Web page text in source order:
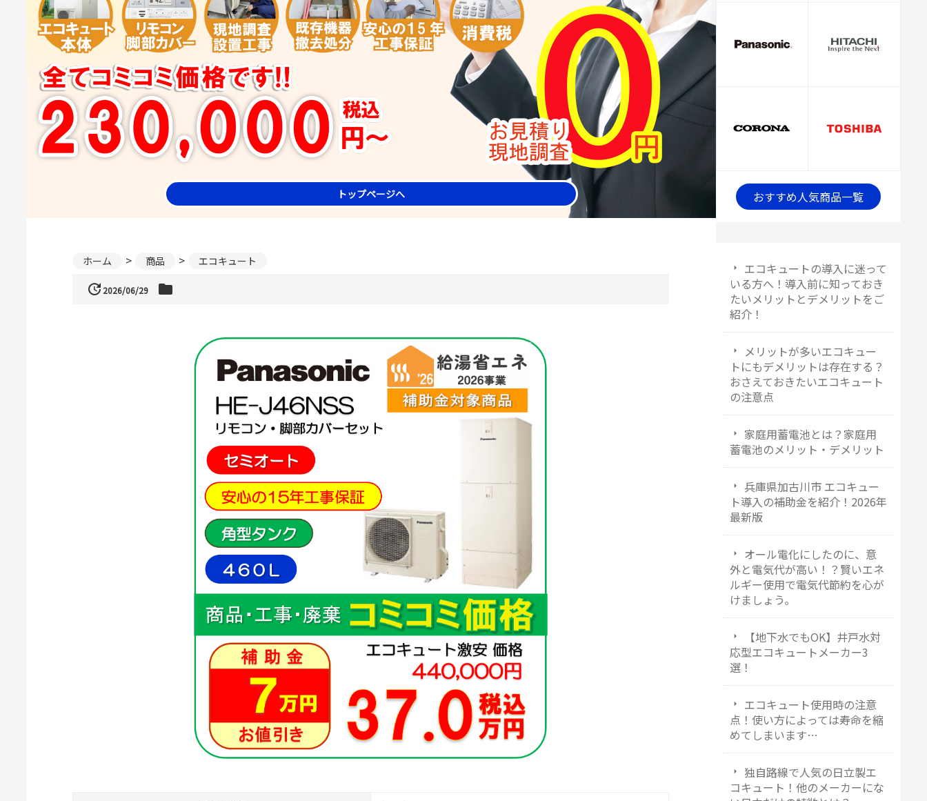
トップページへ
ホーム 商品 エコキュート
update 2026/06/29 folder
おすすめ人気商品一覧
エコキュートの導入に迷って
いる方へ！導入前に知っておき
たいメリットとデメリットをご
紹介！
メリットが多いエコキュー
トにもデメリットは存在する？
おさえておきたいエコキュート
の注意点
家庭用蓄電池とは？家庭用
蓄電池のメリット・デメリット
兵庫県加古川市 エコキュー
ト導入の補助金を紹介！2026年
最新版
オール電化にしたのに、意
外と電気代が高い！？賢いエネ
ルギー使用で電気代節約を心が
けましょう。
【地下水でもOK】井戸水対
応型エコキュートメーカー3
選！
エコキュート使用時の注意
点！使い方によっては寿命を縮
めてしまいます…
独自路線で人気の日立製エ
コキュート！他のメーカーにな